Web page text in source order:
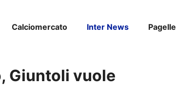
Calciomercato Inter News Pagelle
Giuntoli vuole